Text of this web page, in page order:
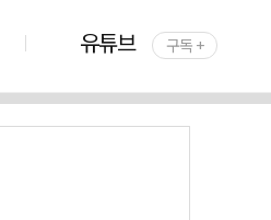
유튜브 구독 +